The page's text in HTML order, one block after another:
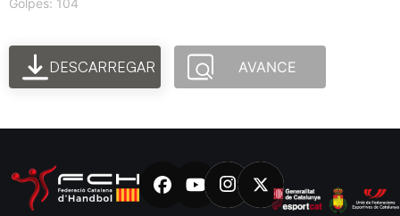
Golpes: 104
DESCARREGAR AVANCE